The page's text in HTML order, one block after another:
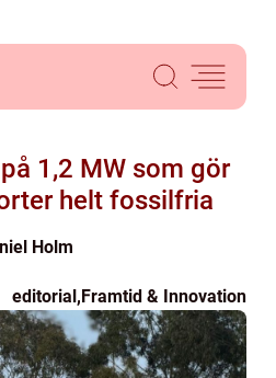
1,2 MW som gör
helt fossilfria
Holm
editorial,Framtid & Innovation